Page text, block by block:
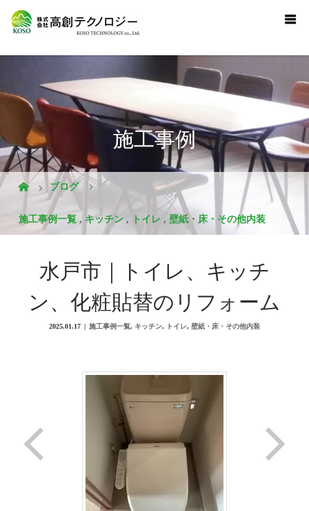
施工事例
ブログ
施工事例一覧 , キッチン , トイレ ,壁紙・床・その他内装
水戸市｜トイレ、キッチ
ン、化粧貼替のリフォーム
2025.01.17 施工事例一覧, キッチン, トイレ, 壁紙・床・その他内装